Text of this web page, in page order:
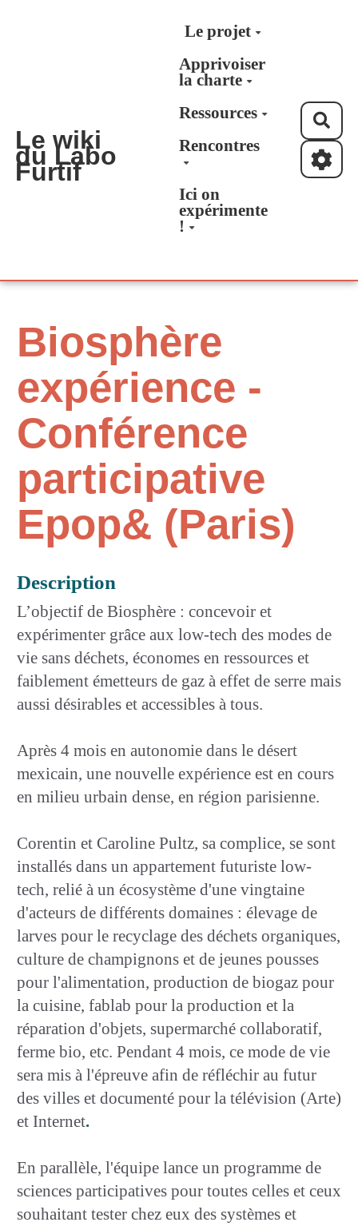
Aller au contenu principal
Le wiki
du Labo
Furtif
Le projet
Apprivoiser
la charte
Ressources
Rencontres
Ici on
expérimente
!
Biosphère
expérience -
Conférence
participative
Epop& (Paris)
Description
L’objectif de Biosphère : concevoir et
expérimenter grâce aux low-tech des modes de
vie sans déchets, économes en ressources et
faiblement émetteurs de gaz à effet de serre mais
aussi désirables et accessibles à tous.
Après 4 mois en autonomie dans le désert
mexicain, une nouvelle expérience est en cours
en milieu urbain dense, en région parisienne.
Corentin et Caroline Pultz, sa complice, se sont
installés dans un appartement futuriste low-
tech, relié à un écosystème d'une vingtaine
d'acteurs de différents domaines : élevage de
larves pour le recyclage des déchets organiques,
culture de champignons et de jeunes pousses
pour l'alimentation, production de biogaz pour
la cuisine, fablab pour la production et la
réparation d'objets, supermarché collaboratif,
ferme bio, etc. Pendant 4 mois, ce mode de vie
sera mis à l'épreuve afin de réfléchir au futur
des villes et documenté pour la télévision (Arte)
et Internet.
En parallèle, l'équipe lance un programme de
sciences participatives pour toutes celles et ceux
souhaitant tester chez eux des systèmes et